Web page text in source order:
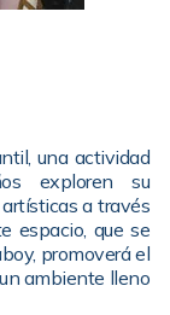
una actividad
exploren su
a través
espacio, que se
promoverá el
ambiente lleno